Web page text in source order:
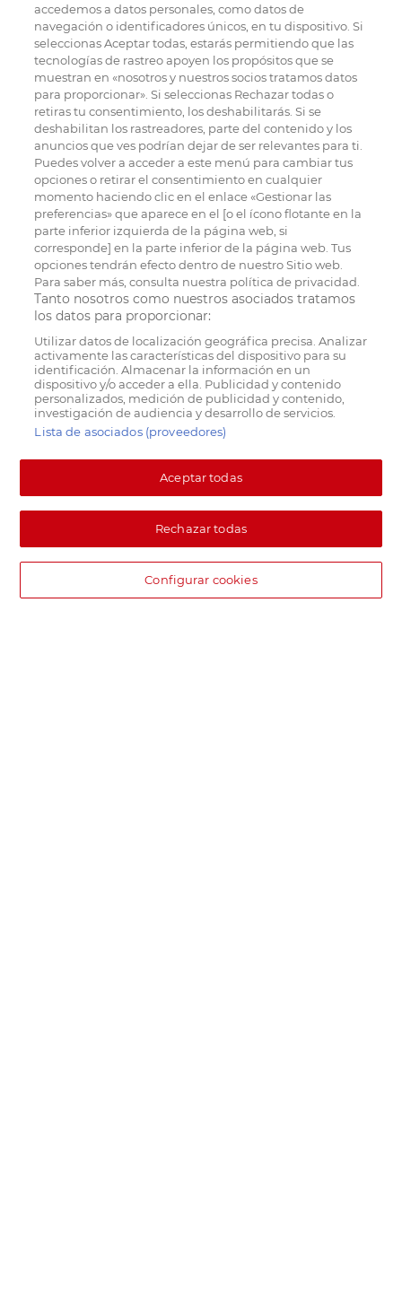
accedemos a datos personales, como datos de
navegación o identificadores únicos, en tu dispositivo. Si
seleccionas Aceptar todas, estarás permitiendo que las
tecnologías de rastreo apoyen los propósitos que se
muestran en «nosotros y nuestros socios tratamos datos
para proporcionar». Si seleccionas Rechazar todas o
retiras tu consentimiento, los deshabilitarás. Si se
deshabilitan los rastreadores, parte del contenido y los
anuncios que ves podrían dejar de ser relevantes para ti.
Puedes volver a acceder a este menú para cambiar tus
opciones o retirar el consentimiento en cualquier
momento haciendo clic en el enlace «Gestionar las
preferencias» que aparece en el [o el ícono flotante en la
parte inferior izquierda de la página web, si
corresponde] en la parte inferior de la página web. Tus
opciones tendrán efecto dentro de nuestro Sitio web.
Para saber más, consulta nuestra política de privacidad.
Tanto nosotros como nuestros asociados tratamos
los datos para proporcionar:
Utilizar datos de localización geográfica precisa. Analizar
activamente las características del dispositivo para su
identificación. Almacenar la información en un
dispositivo y/o acceder a ella. Publicidad y contenido
personalizados, medición de publicidad y contenido,
investigación de audiencia y desarrollo de servicios.
Lista de asociados (proveedores)
Aceptar todas
Rechazar todas
Configurar cookies